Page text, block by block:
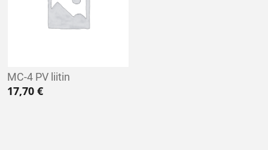
MC-4 PV liitin
17,70 €